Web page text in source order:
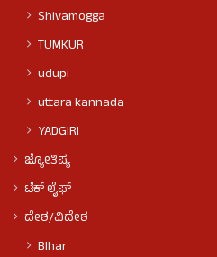
Shivamogga
TUMKUR
udupi
uttara kannada
YADGIRI
ಜ್ಯೋತಿಷ್ಯ
ಟೆಕ್ ಲೈಫ್
ದೇಶ/ವಿದೇಶ
BIhar